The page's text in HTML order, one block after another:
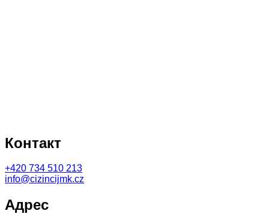
Контакт
+420 734 510 213
info@cizincijmk.cz
Адрес